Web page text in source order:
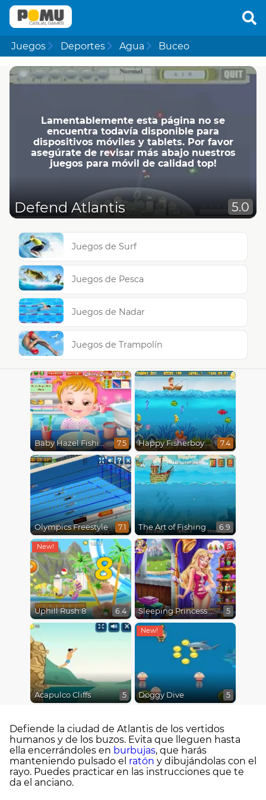
Juegos Deportes Agua Buceo
Lamentablemente esta página no se
encuentra todavía disponible para
dispositivos móviles y tablets. Por favor
asegúrate de revisar más abajo nuestros
juegos para móvil de calidad top!
Defend Atlantis 5.0
Juegos de Surf
Juegos de Pesca
Juegos de Nadar
Juegos de Trampolín
Baby Hazel Fishing Time 7.5 Happy Fisherboy 7.4
Olympics Freestyle 7.1 The Art of Fishing 6.9
8
Uphill Rush 8 6.4 Sleeping Princess Swimming Pool 5
Acapulco Cliffs 5 Doggy Dive 5
Defiende la ciudad de Atlantis de los vertidos
humanos y de los buzos. Evita que lleguen hasta
ella encerrándoles en burbujas, que harás
manteniendo pulsado el ratón y dibujándolas con el
rayo. Puedes practicar en las instrucciones que te
da el anciano.